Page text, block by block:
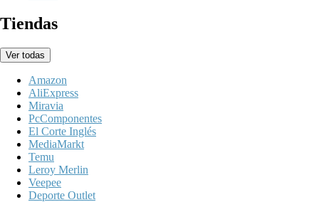
Tiendas
Ver todas
Amazon
AliExpress
Miravia
PcComponentes
El Corte Inglés
MediaMarkt
Temu
Leroy Merlin
Veepee
Deporte Outlet